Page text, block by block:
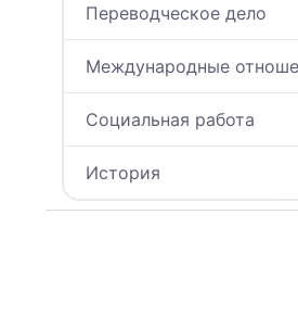
Переводческое дело
Международные
Социальная работа
История